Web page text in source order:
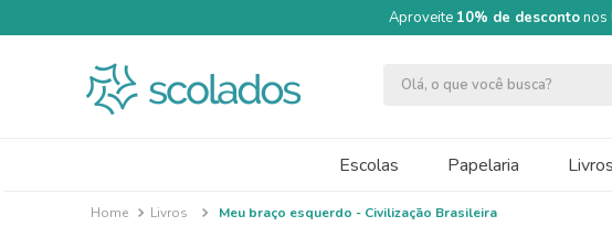
Aproveite 10% de descontonos
Olá, o que você busca?
Escolas Papelaria
Livros Meu braço esquerdo - Civilização Brasileira
quimica moderna